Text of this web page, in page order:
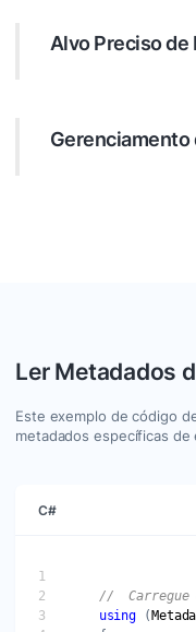
Alvo Preciso de
data ou expressões
os metadados que
Gerenciamento
Ler Metadados
Este exemplo de código
metadados específicas de
C#
//  Carregue
using (